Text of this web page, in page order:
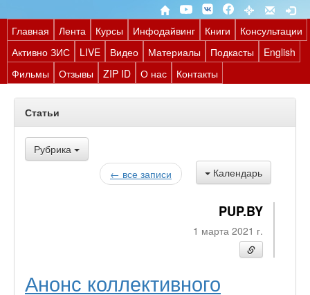
Главная Лента Курсы Инфодайвинг Книги
Консультации
Активно ЗИС
LIVE Видео Материалы Подкасты
English
Фильмы
Отзывы ZIP ID О нас Контакты
Статьи
Рубрика
Календарь
← все записи
PUP.BY
1 марта 2021 г.
Анонс коллективного